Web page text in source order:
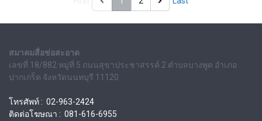
สมาคมสื่อช่อสะอาด
เลขที่ 18/882 หมู่ที่ 5 ถนนสุขาประชาสรรค์ 2 ตำบลบางพูด อำเภอ
ปากเกร็ด จังหวัดนนทบุรี 11120
โทรศัพท์ : 02-963-2424
ติดต่อโฆษณา : 081-616-6955